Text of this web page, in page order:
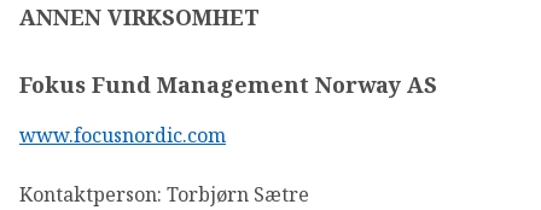
ANNEN VIRKSOMHET
Fokus Fund Management Norway AS
www.focusnordic.com
Kontaktperson: Torbjørn Sætre